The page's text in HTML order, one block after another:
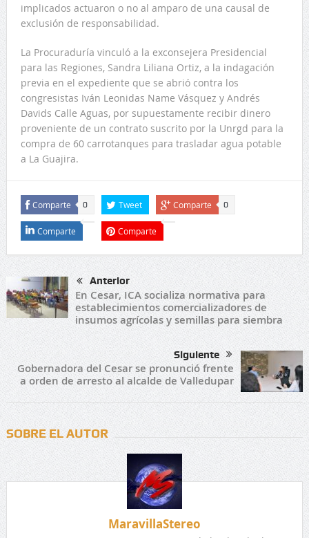
implicados actuaron o no al amparo de una causal de
exclusión de responsabilidad.
La Procuraduría vinculó a la exconsejera Presidencial
para las Regiones, Sandra Liliana Ortiz, a la indagación
previa en el expediente que se abrió contra los
congresistas Iván Leonidas Name Vásquez y Andrés
Davids Calle Aguas, por supuestamente recibir dinero
proveniente de un contrato suscrito por la Unrgd para la
compra de 60 carrotanques para trasladar agua potable
a La Guajira.
Comparte 0 Tweet Comparte 0
Comparte Comparte
Anterior
En Cesar, ICA socializa normativa para
establecimientos comercializadores de
insumos agrícolas y semillas para siembra
Siguiente
Gobernadora del Cesar se pronunció frente
a orden de arresto al alcalde de Valledupar
SOBRE EL AUTOR
MaravillaStereo